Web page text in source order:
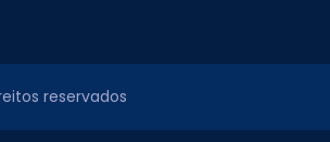
reservados